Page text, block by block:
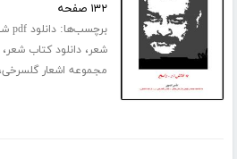
۱۳۲ صفحه
برچسب‌ها:دانلود pdf شعر
شعر،دانلود کتاب شعر
مجموعه اشعار گلسرخی